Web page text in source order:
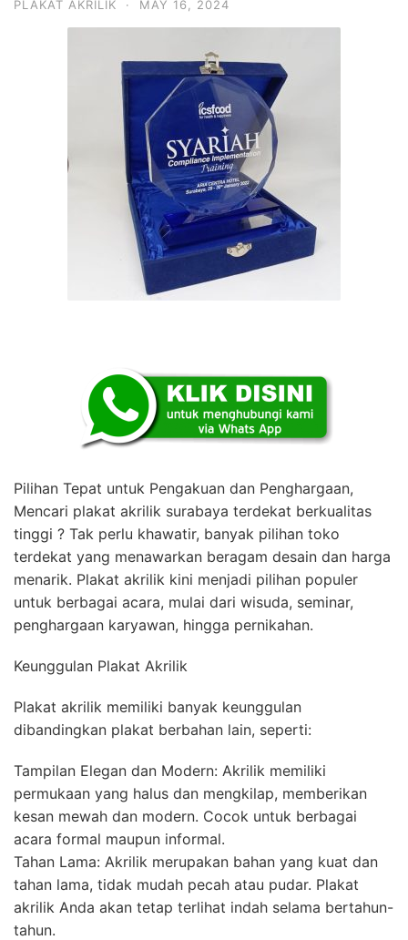
PLAKAT AKRILIK · MAY 16, 2024
Pilihan Tepat untuk Pengakuan dan Penghargaan,
Mencari plakat akrilik surabaya terdekat berkualitas
tinggi ? Tak perlu khawatir, banyak pilihan toko
terdekat yang menawarkan beragam desain dan harga
menarik. Plakat akrilik kini menjadi pilihan populer
untuk berbagai acara, mulai dari wisuda, seminar,
penghargaan karyawan, hingga pernikahan.
Keunggulan Plakat Akrilik
Plakat akrilik memiliki banyak keunggulan
dibandingkan plakat berbahan lain, seperti:
Tampilan Elegan dan Modern: Akrilik memiliki
permukaan yang halus dan mengkilap, memberikan
kesan mewah dan modern. Cocok untuk berbagai
acara formal maupun informal.
Tahan Lama: Akrilik merupakan bahan yang kuat dan
tahan lama, tidak mudah pecah atau pudar. Plakat
akrilik Anda akan tetap terlihat indah selama bertahun-
tahun.